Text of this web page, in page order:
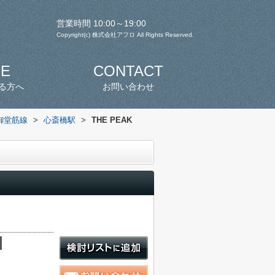
営業時間 10:00～19:00
Copyright(c) 株式会社アフロ All Rights Reserved.
方へ
CONTACT
お問い合わせ
堂筋線 > 心斎橋駅 > THE PEAK